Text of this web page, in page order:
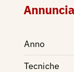
Anno
Tecniche